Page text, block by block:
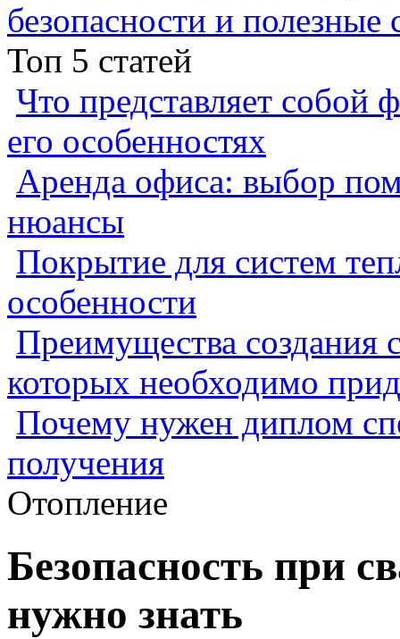
безопасности и полезные
Топ 5 статей
Что представляет собой
его особенностях
Аренда офиса: выбор
нюансы
Покрытие для систем
особенности
Преимущества создания
которых необходимо
Почему нужен диплом
получения
Отопление
Безопасность при
нужно знать